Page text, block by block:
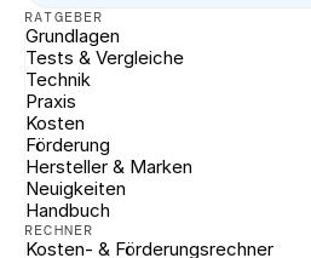
RATGEBER
Grundlagen
Tests & Vergleiche
Technik
Praxis
Kosten
Förderung
Hersteller & Marken
Neuigkeiten
Handbuch
RECHNER
Kosten- & Förderungsrechner